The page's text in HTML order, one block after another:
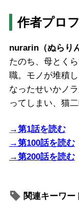
作者プロ
nurarin（ぬらり
たのち、母とく
職。モノが堆積
なったせいかノ
ってしまい、猫
→第1話を読む
→第100話を読む
→第200話を読む
関連キーワー